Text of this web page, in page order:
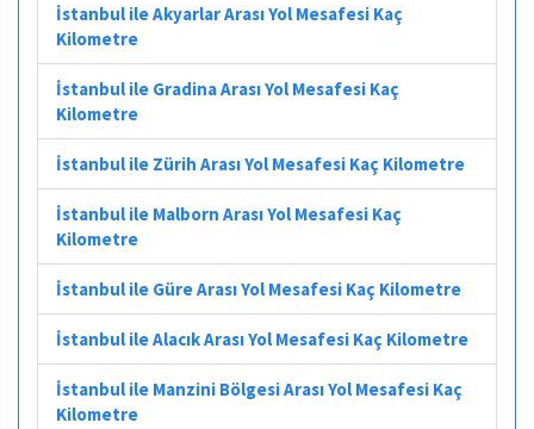
İstanbul ile Akyarlar Arası Yol Mesafesi Kaç
Kilometre
İstanbul ile Gradina Arası Yol Mesafesi Kaç
Kilometre
İstanbul ile Zürih Arası Yol Mesafesi Kaç Kilometre
İstanbul ile Malborn Arası Yol Mesafesi Kaç
Kilometre
İstanbul ile Güre Arası Yol Mesafesi Kaç Kilometre
İstanbul ile Alacık Arası Yol Mesafesi Kaç Kilometre
İstanbul ile Manzini Bölgesi Arası Yol Mesafesi Kaç
Kilometre